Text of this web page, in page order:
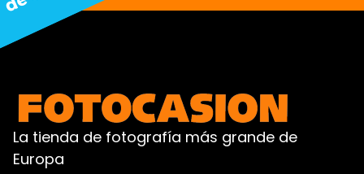
La tienda de fotografía más grande de
Europa